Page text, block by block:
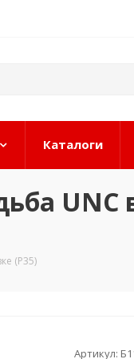
Каталоги
UNC
(P35)
Артикул: